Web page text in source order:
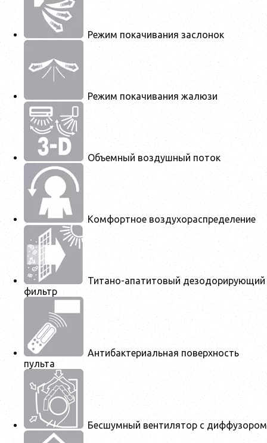
Режим покачивания заслонок
Режим покачивания жалюзи
Объемный воздушный поток
Комфортное воздухораспределение
Титано-апатитовый дезодорирующий
фильтр
Антибактериальная поверхность
пульта
Бесшумный вентилятор с диффузором